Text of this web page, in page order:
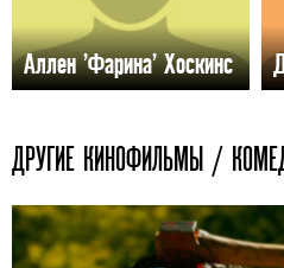
Аллен ’Фарина’ Хоскинс
ДРУГИЕ КИНОФИЛЬМЫ /